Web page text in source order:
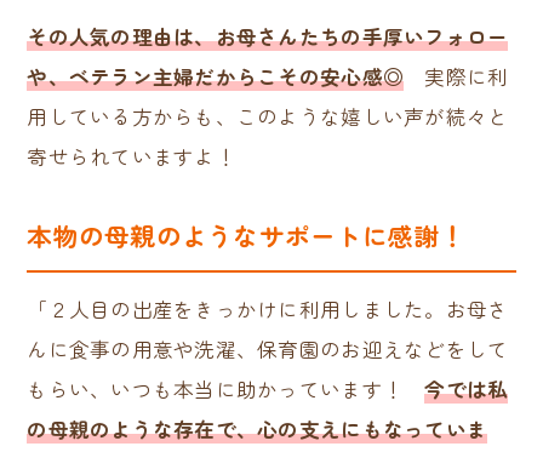
その人気の理由は、お母さんたちの手厚いフォロー
や、ベテラン主婦だからこその安心感◎ 実際に利
用している方からも、このような嬉しい声が続々と
寄せられていますよ！
本物の母親のようなサポートに感謝！
「２人目の出産をきっかけに利用しました。お母さ
んに食事の用意や洗濯、保育園のお迎えなどをして
もらい、いつも本当に助かっています！今では私
の母親のような存在で、心の支えにもなっていま